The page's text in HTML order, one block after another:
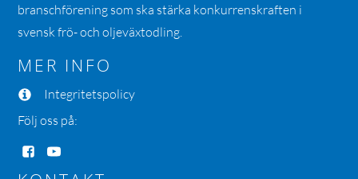
branschförening som ska stärka konkurrenskraften i
svensk frö- och oljeväxtodling.
MER INFO
Integritetspolicy
Följ oss på: